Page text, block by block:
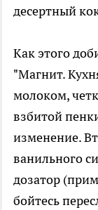
десертный
Как этого
"Магнит.
молоком,
взбитой
изменение.
ванильного
дозатор
бойтесь